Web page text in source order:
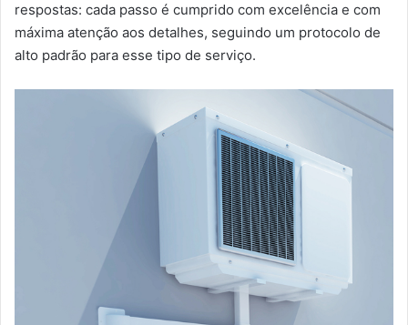
respostas: cada passo é cumprido com excelência e com
máxima atenção aos detalhes, seguindo um protocolo de
alto padrão para esse tipo de serviço.